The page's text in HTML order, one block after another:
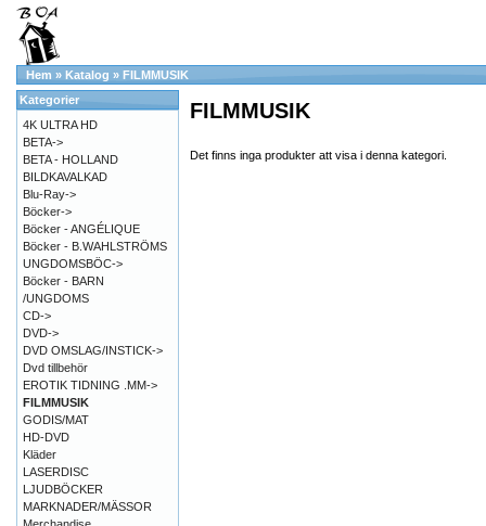
Hem » Katalog » FILMMUSIK
FILMMUSIK
Det finns inga produkter att visa i denna kategori.
Kategorier
4K ULTRA HD
BETA->
BETA - HOLLAND
BILDKAVALKAD
Blu-Ray->
Böcker->
Böcker - ANGÉLIQUE
Böcker - B.WAHLSTRÖMS
UNGDOMSBÖC->
Böcker - BARN
/UNGDOMS
CD->
DVD->
DVD OMSLAG/INSTICK->
Dvd tillbehör
EROTIK TIDNING .MM->
FILMMUSIK
GODIS/MAT
HD-DVD
Kläder
LASERDISC
LJUDBÖCKER
MARKNADER/MÄSSOR